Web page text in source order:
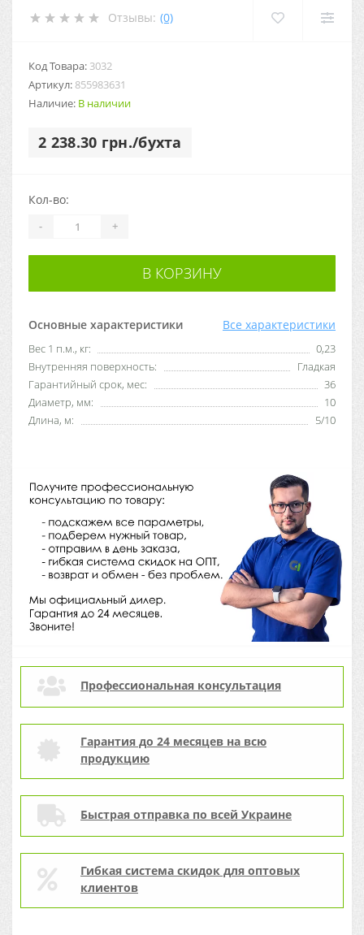
Отзывы: (0)
Код Товара: 3032
Артикул: 855983631
Наличие: В наличии
2 238.30 грн./бухта
Основные характеристики Все характеристики
Вес 1 п.м., кг:
0,23
Внутренняя поверхность:
Гладкая
Гарантийный срок, мес:
36
Диаметр, мм:
10
Длина, м:
5/10
Кол-во:
- +
В КОРЗИНУ
Профессиональная консультация
Гарантия до 24 месяцев на всю
продукцию
Быстрая отправка по всей Украине
Гибкая система скидок для оптовых
клиентов